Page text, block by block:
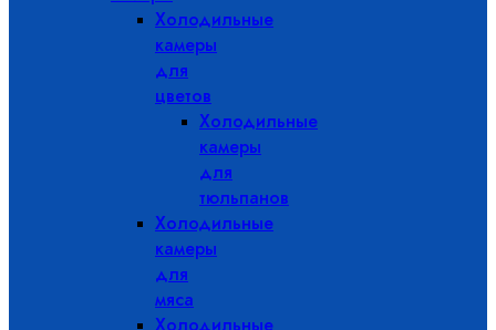
Холодильные
камеры
для
цветов
Холодильные
камеры
для
тюльпанов
Холодильные
камеры
для
мяса